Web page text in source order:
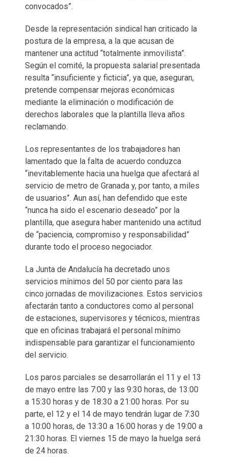
convocados”.
Desde la representación sindical han criticado la
postura de la empresa, a la que acusan de
mantener una actitud “totalmente inmovilista”.
Según el comité, la propuesta salarial presentada
resulta “insuficiente y ficticia”, ya que, aseguran,
pretende compensar mejoras económicas
mediante la eliminación o modificación de
derechos laborales que la plantilla lleva años
reclamando.
Los representantes de los trabajadores han
lamentado que la falta de acuerdo conduzca
“inevitablemente hacia una huelga que afectará al
servicio de metro de Granada y, por tanto, a miles
de usuarios”. Aun así, han defendido que este
“nunca ha sido el escenario deseado” por la
plantilla, que asegura haber mantenido una actitud
de “paciencia, compromiso y responsabilidad”
durante todo el proceso negociador.
La Junta de Andalucía ha decretado unos
servicios mínimos del 50 por ciento para las
cinco jornadas de movilizaciones. Estos servicios
afectarán tanto a conductores como al personal
de estaciones, supervisores y técnicos, mientras
que en oficinas trabajará el personal mínimo
indispensable para garantizar el funcionamiento
del servicio.
Los paros parciales se desarrollarán el 11 y el 13
de mayo entre las 7:00 y las 9:30 horas, de 13:00
a 15:30 horas y de 18:30 a 21:00 horas. Por su
parte, el 12 y el 14 de mayo tendrán lugar de 7:30
a 10:00 horas, de 13:30 a 16:00 horas y de 19:00 a
21:30 horas. El viernes 15 de mayo la huelga será
de 24 horas.